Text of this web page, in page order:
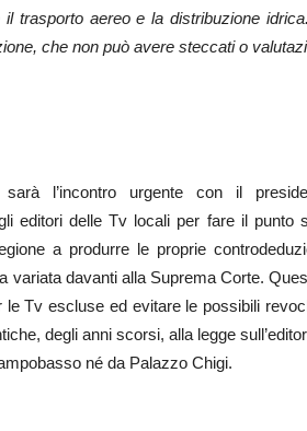
trasporto aereo e la distribuzione
che non può avere steccati o
sarà l’incontro urgente con il
editori delle Tv locali per fare il punto
a produrre le proprie
variata davanti alla Suprema Corte.
Tv escluse ed evitare le possibili
degli anni scorsi, alla legge
né da Palazzo Chigi.